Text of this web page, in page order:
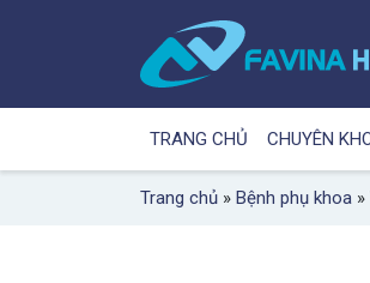
TRANG CHỦ CHUYÊN
Trang chủ » Bệnh phụ khoa »